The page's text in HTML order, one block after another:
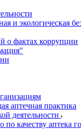
и экологическая
о фактах коррупции
аптечная практика
деятельности
по качеству аптека